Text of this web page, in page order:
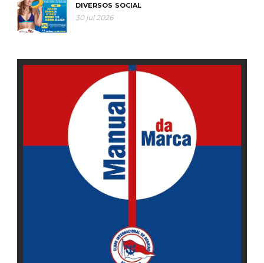
DIVERSOS SOCIAL
30 jul 2026